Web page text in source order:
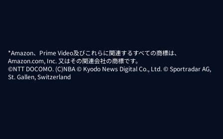
*Amazon、Prime Video及びこれらに関連するすべての商標は、
Amazon.com, Inc. 又はその関連会社の商標です。
©NTT DOCOMO. (C)NBA © Kyodo News Digital Co., Ltd. © Sportradar AG,
St. Gallen, Switzerland